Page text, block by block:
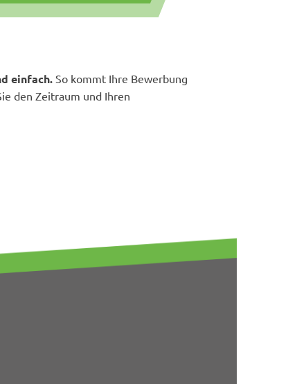
einfach. So kommt Ihre Bewerbung
den Zeitraum und Ihren